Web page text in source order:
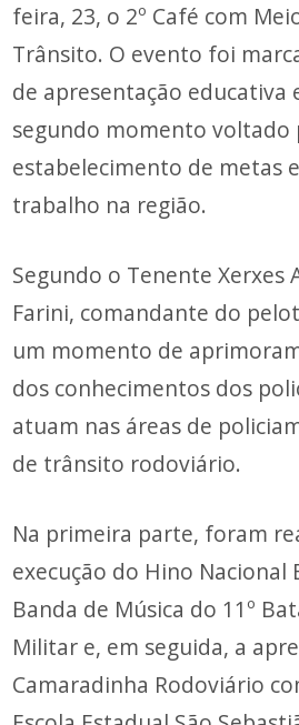
feira, 23, o 2º Café com
Trânsito. O evento foi
de apresentação educativa
segundo momento voltado
estabelecimento de metas
trabalho na região.
Segundo o Tenente Xerxes
Farini, comandante do
um momento de
dos conhecimentos dos
atuam nas áreas de
de trânsito rodoviário.
Na primeira parte, foram
execução do Hino Nacional
Banda de Música do 11º
Militar e, em seguida, a
Camaradinha Rodoviário